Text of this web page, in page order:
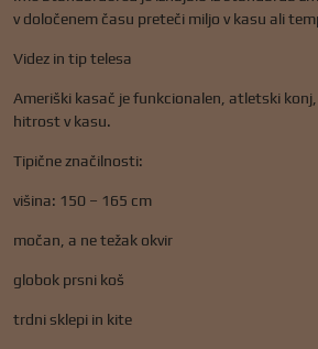
v določenem času preteči miljo v kasu ali
Videz in tip telesa
Ameriški kasač je funkcionalen, atletski
hitrost v kasu.
Tipične značilnosti:
višina: 150 – 165 cm
močan, a ne težak okvir
globok prsni koš
trdni sklepi in kite